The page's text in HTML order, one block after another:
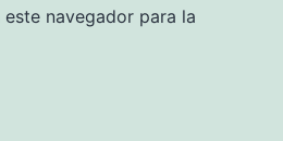
navegador para la